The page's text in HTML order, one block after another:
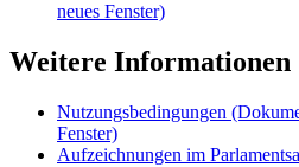
neues Fenster)
Weitere Informationen
Nutzungsbedingungen
Fenster)
Aufzeichnungen im